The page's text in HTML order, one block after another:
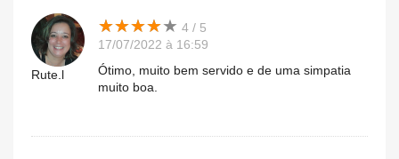
Rute.l
★★★★★
★★★★★ 4 / 5
17/07/2022 à 16:59
Ótimo, muito bem servido e de uma simpatia
muito boa.